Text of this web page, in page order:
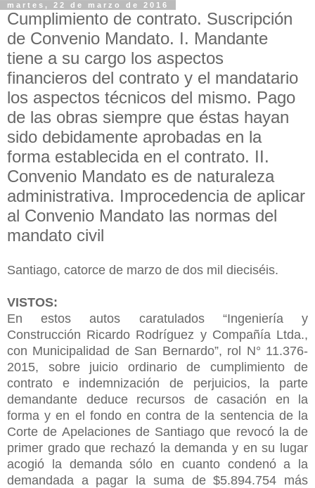
martes, 22 de marzo de 2016
Cumplimiento de contrato. Suscripción
de Convenio Mandato. I. Mandante
tiene a su cargo los aspectos
financieros del contrato y el mandatario
los aspectos técnicos del mismo. Pago
de las obras siempre que éstas hayan
sido debidamente aprobadas en la
forma establecida en el contrato. II.
Convenio Mandato es de naturaleza
administrativa. Improcedencia de aplicar
al Convenio Mandato las normas del
mandato civil
Santiago, catorce de marzo de dos mil dieciséis.
VISTOS:
En estos autos caratulados “Ingeniería y
Construcción Ricardo Rodríguez y Compañía Ltda.,
con Municipalidad de San Bernardo”, rol N° 11.376-
2015, sobre juicio ordinario de cumplimiento de
contrato e indemnización de perjuicios, la parte
demandante deduce recursos de casación en la
forma y en el fondo en contra de la sentencia de la
Corte de Apelaciones de Santiago que revocó la de
primer grado que rechazó la demanda y en su lugar
acogió la demanda sólo en cuanto condenó a la
demandada a pagar la suma de $5.894.754 más